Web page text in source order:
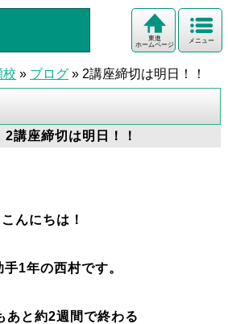
メニュー
東進
ホームページ
校 » ブログ » 2講座締切は明日！！
座締切は明日！！
こんにちは！
手1年の西村です。
あと約2週間で終わる